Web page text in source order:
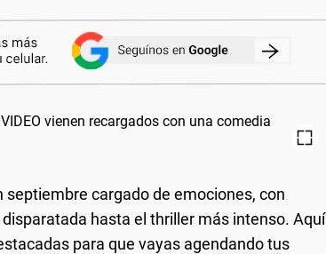
septiembre cargado de emociones, con
hasta el thriller más intenso. Aquí
para que vayas agendando tus